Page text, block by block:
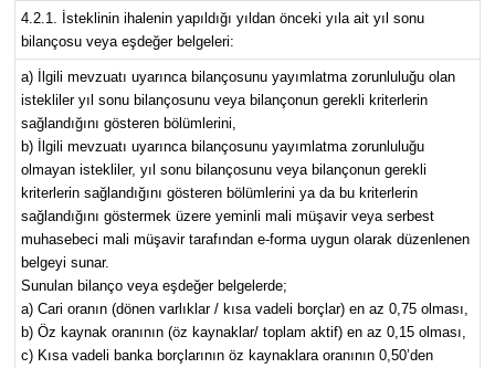
4.2.1. İsteklinin ihalenin yapıldığı yıldan önceki yıla ait yıl sonu
bilançosu veya eşdeğer belgeleri:
a) İlgili mevzuatı uyarınca bilançosunu yayımlatma zorunluluğu olan
istekliler yıl sonu bilançosunu veya bilançonun gerekli kriterlerin
sağlandığını gösteren bölümlerini,
b) İlgili mevzuatı uyarınca bilançosunu yayımlatma zorunluluğu
olmayan istekliler, yıl sonu bilançosunu veya bilançonun gerekli
kriterlerin sağlandığını gösteren bölümlerini ya da bu kriterlerin
sağlandığını göstermek üzere yeminli mali müşavir veya serbest
muhasebeci mali müşavir tarafından e-forma uygun olarak düzenlenen
belgeyi sunar.
Sunulan bilanço veya eşdeğer belgelerde;
a) Cari oranın (dönen varlıklar / kısa vadeli borçlar) en az 0,75 olması,
b) Öz kaynak oranının (öz kaynaklar/ toplam aktif) en az 0,15 olması,
c) Kısa vadeli banka borçlarının öz kaynaklara oranının 0,50’den